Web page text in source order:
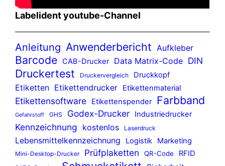
Labelident youtube-Channel
Anleitung Anwenderbericht Aufkleber
Barcode CAB-Drucker Data Matrix-Code DIN
Druckertest Druckervergleich Druckkopf
Etiketten Etikettendrucker Etikettenmaterial
Etikettensoftware Etikettenspender Farbband
Gefahrstoff GHS Godex-Drucker Industriedrucker
Kennzeichnung kostenlos Laserdruck
Lebensmittelkennzeichnung Logistik Marketing
Mini-Desktop-Drucker Prüfplaketten QR-Code RFID